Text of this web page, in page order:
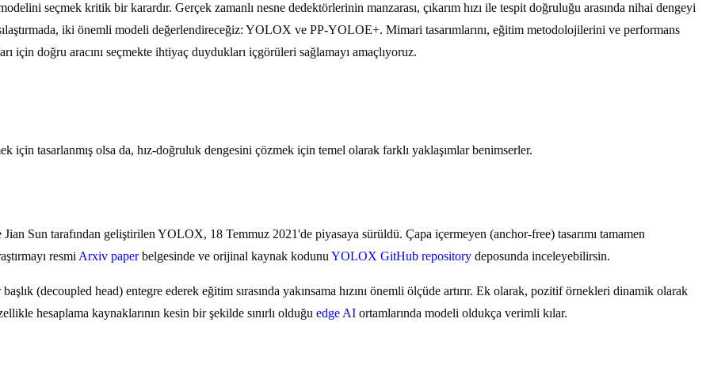
seçmek kritik bir karardır. Gerçek zamanlı nesne dedektörlerinin manzarası, çıkarım hızı ile tespit doğruluğu arasında nihai dengeyi
iki önemli modeli değerlendireceğiz: YOLOX ve PP-YOLOE+. Mimari tasarımlarını, eğitim metodolojilerini ve performans
için doğru aracını seçmekte ihtiyaç duydukları içgörüleri sağlamayı amaçlıyoruz.
tasarlanmış olsa da, hız-doğruluk dengesini çözmek için temel olarak farklı yaklaşımlar benimserler.
Sun tarafından geliştirilen YOLOX, 18 Temmuz 2021'de piyasaya sürüldü. Çapa içermeyen (anchor-free) tasarımı tamamen
resmi Arxiv paperbelgesinde ve orijinal kaynak kodunu YOLOX GitHub repository deposunda inceleyebilirsin.
(decoupled head) entegre ederek eğitim sırasında yakınsama hızını önemli ölçüde artırır. Ek olarak, pozitif örnekleri dinamik olarak
hesaplama kaynaklarının kesin bir şekilde sınırlı olduğu edge AI ortamlarında modeli oldukça verimli kılar.